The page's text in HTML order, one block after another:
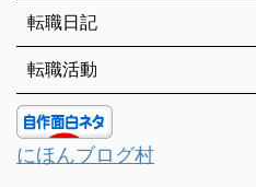
転職日記
転職活動
にほんブログ村